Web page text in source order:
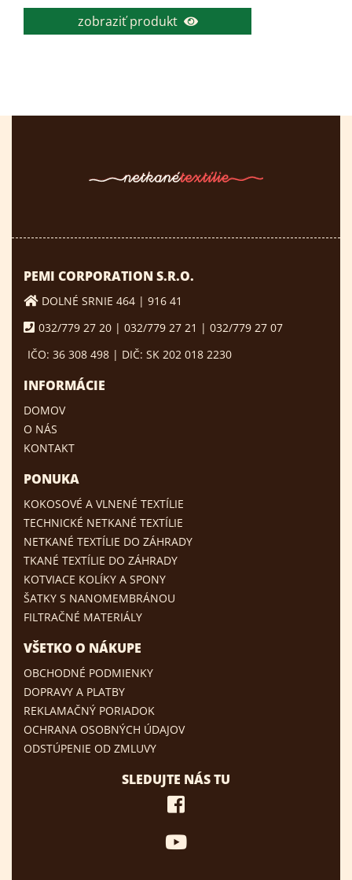
zobraziť produkt
PEMI CORPORATION S.R.O.
DOLNÉ SRNIE 464 | 916 41
032/779 27 20 | 032/779 27 21 | 032/779 27 07
IČO: 36 308 498 | DIČ: SK 202 018 2230
INFORMÁCIE
DOMOV
O NÁS
KONTAKT
PONUKA
KOKOSOVÉ A VLNENÉ TEXTÍLIE
TECHNICKÉ NETKANÉ TEXTÍLIE
NETKANÉ TEXTÍLIE DO ZÁHRADY
TKANÉ TEXTÍLIE DO ZÁHRADY
KOTVIACE KOLÍKY A SPONY
ŠATKY S NANOMEMBRÁNOU
FILTRAČNÉ MATERIÁLY
VŠETKO O NÁKUPE
OBCHODNÉ PODMIENKY
DOPRAVY A PLATBY
REKLAMAČNÝ PORIADOK
OCHRANA OSOBNÝCH ÚDAJOV
ODSTÚPENIE OD ZMLUVY
SLEDUJTE NÁS TU